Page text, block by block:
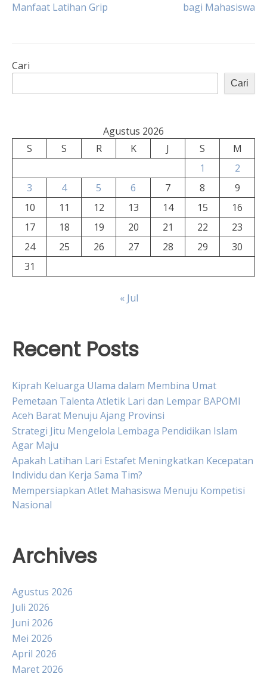
pos
Manfaat Latihan Grip
bagi Mahasiswa
Cari
Cari
Agustus 2026
S
S R K J S
M
1
2
3
4 5 6 7 8
9
10
11 12 13 14 15
16
17
18 19 20 21 22
23
24
25 26 27 28 29
30
31
« Jul
Recent Posts
Kiprah Keluarga Ulama dalam Membina Umat
Pemetaan Talenta Atletik Lari dan Lempar BAPOMI
Aceh Barat Menuju Ajang Provinsi
Strategi Jitu Mengelola Lembaga Pendidikan Islam
Agar Maju
Apakah Latihan Lari Estafet Meningkatkan Kecepatan
Individu dan Kerja Sama Tim?
Mempersiapkan Atlet Mahasiswa Menuju Kompetisi
Nasional
Archives
Agustus 2026
Juli 2026
Juni 2026
Mei 2026
April 2026
Maret 2026